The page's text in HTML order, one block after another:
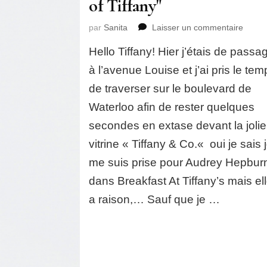
of Tiffany"
par Sanita Laisser un commentaire
Love:
T
the
"World
Hello Tiffany! Hier j’étais de
à l’avenue Louise et j’ai pris le
de traverser sur le boulevard de
Waterloo afin de rester quelques
secondes en extase devant la jolie
vitrine « Tiffany & Co.« oui je sais
me suis prise pour Audrey
dans Breakfast At Tiffany’s mais
a raison,… Sauf que je …